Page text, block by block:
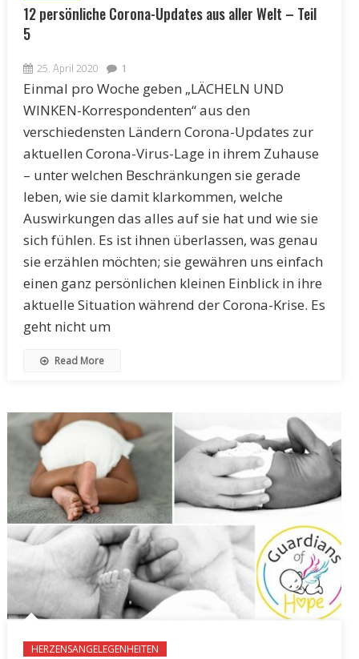
12 persönliche Corona-Updates aus aller Welt – Teil
5
25. April 2020 1
Einmal pro Woche geben „LÄCHELN UND
WINKEN-Korrespondenten“ aus den
verschiedensten Ländern Corona-Updates zur
aktuellen Corona-Virus-Lage in ihrem Zuhause
– unter welchen Beschränkungen sie gerade
leben, wie sie damit klarkommen, welche
Auswirkungen das alles auf sie hat und wie sie
sich fühlen. Es ist ihnen überlassen, was genau
sie erzählen möchten; sie gewähren uns einfach
einen ganz persönlichen kleinen Einblick in ihre
aktuelle Situation während der Corona-Krise. Es
geht nicht um
Read More
HERZENSANGELEGENHEITEN